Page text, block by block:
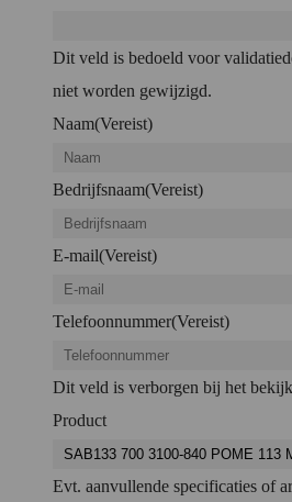
Dit veld is bedoeld voor
niet worden gewijzigd.
Naam(Vereist)
Bedrijfsnaam(Vereist)
E-mail(Vereist)
Telefoonnummer(Vereist)
Dit veld is verborgen bij het
Product
Evt. aanvullende specificaties of